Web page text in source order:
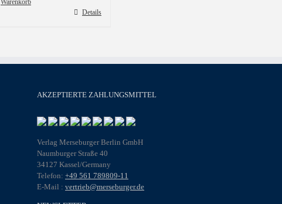
Warenkorb
Details
AKZEPTIERTE ZAHLUNGSMITTEL
Verlag Merseburger Berlin GmbH
Naumburger Straße 40
34127 Kassel/Germany
Telefon: +49 561 789809-11
E-Mail : vertrieb@merseburger.de